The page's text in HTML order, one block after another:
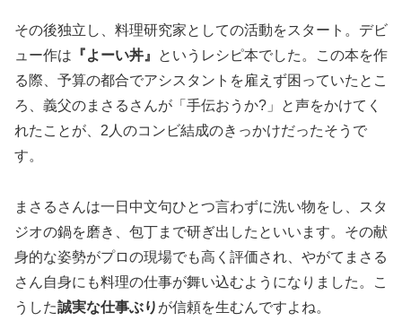
その後独立し、料理研究家としての活動をスタート。デビ
ュー作は 『よーい丼』
というレシピ本でした。この本を作
る際、予算の都合でアシスタントを雇えず困っていたとこ
ろ、義父のまさるさんが「手伝おうか?」と声をかけてく
れたことが、2人のコンビ結成のきっかけだったそうで
す。
まさるさんは一日中文句ひとつ言わずに洗い物をし、スタ
ジオの鍋を磨き、包丁まで研ぎ出したといいます。その献
身的な姿勢がプロの現場でも高く評価され、やがてまさる
さん自身にも料理の仕事が舞い込むようになりました。こ
うした誠実な仕事ぶり が信頼を生むんですよね。